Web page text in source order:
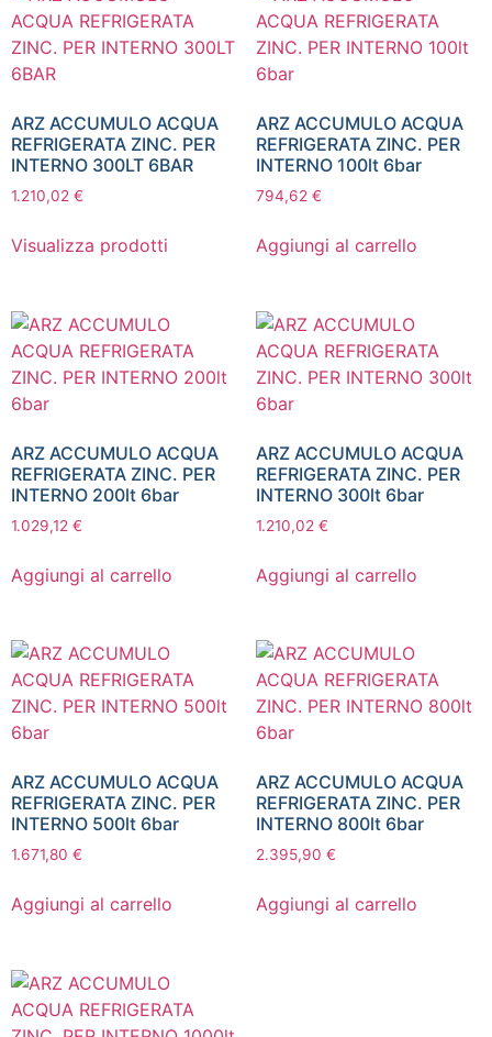
ARZ ACCUMULO ACQUA
REFRIGERATA ZINC. PER
INTERNO 300LT 6BAR
1.210,02 €
Visualizza prodotti
ARZ ACCUMULO ACQUA
REFRIGERATA ZINC. PER
INTERNO 100lt 6bar
794,62 €
Aggiungi al carrello
ARZ ACCUMULO ACQUA
REFRIGERATA ZINC. PER
INTERNO 200lt 6bar
1.029,12 €
Aggiungi al carrello
ARZ ACCUMULO ACQUA
REFRIGERATA ZINC. PER
INTERNO 300lt 6bar
1.210,02 €
Aggiungi al carrello
ARZ ACCUMULO ACQUA
REFRIGERATA ZINC. PER
INTERNO 500lt 6bar
1.671,80 €
Aggiungi al carrello
ARZ ACCUMULO ACQUA
REFRIGERATA ZINC. PER
INTERNO 800lt 6bar
2.395,90 €
Aggiungi al carrello